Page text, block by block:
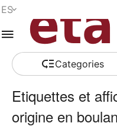
ES
Сategories
Etiquettes et
origine en
Menú Buscar Carro